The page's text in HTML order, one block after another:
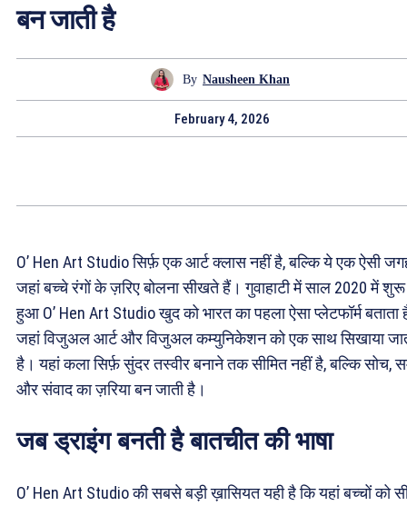
बन जाती है
By Nausheen Khan
February 4, 2026
O’ Hen Art Studio सिर्फ़ एक आर्ट क्लास नहीं है, बल्कि ये एक ऐसी
जहां बच्चे रंगों के ज़रिए बोलना सीखते हैं। गुवाहाटी में साल 2020 में शुरू
हुआ O’ Hen Art Studio खुद को भारत का पहला ऐसा प्लेटफॉर्म बताता
जहां विजुअल आर्ट और विजुअल कम्युनिकेशन को एक साथ सिखाया
है। यहां कला सिर्फ़ सुंदर तस्वीर बनाने तक सीमित नहीं है, बल्कि सोच,
और संवाद का ज़रिया बन जाती है।
जब ड्राइंग बनती है बातचीत की भाषा
O’ Hen Art Studio की सबसे बड़ी ख़ासियत यही है कि यहां बच्चों को